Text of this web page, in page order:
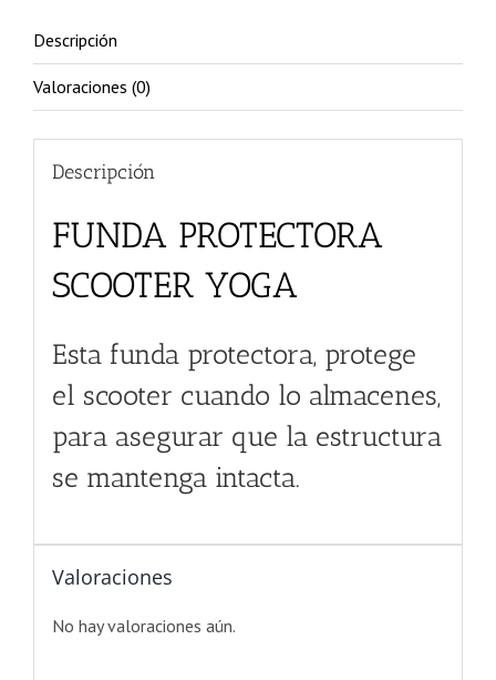
Descripción
Valoraciones (0)
Descripción
FUNDA PROTECTORA
SCOOTER YOGA
Esta funda protectora, protege
el scooter cuando lo almacenes,
para asegurar que la estructura
se mantenga intacta.
Valoraciones
No hay valoraciones aún.